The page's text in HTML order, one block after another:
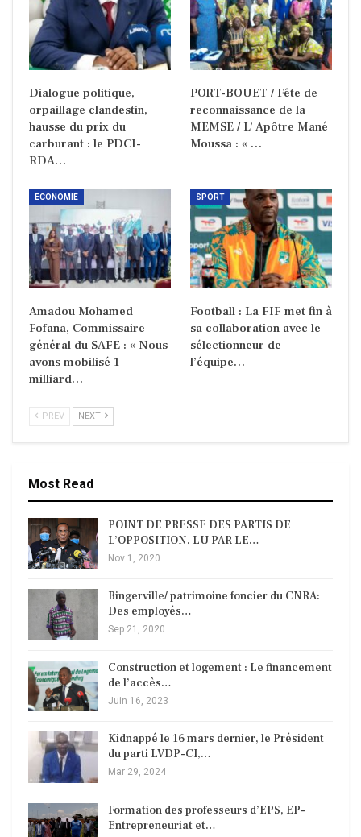
Dialogue politique,
orpaillage clandestin,
hausse du prix du
carburant : le PDCI-
RDA…
PORT-BOUET / Fête de
reconnaissance de la
MEMSE / L’ Apôtre Mané
Moussa : « …
ECONOMIE
Amadou Mohamed
Fofana, Commissaire
général du SAFE : « Nous
avons mobilisé 1
milliard…
SPORT
Football : La FIF met fin à
sa collaboration avec le
sélectionneur de
l’équipe…
PREV NEXT
Most Read
POINT DE PRESSE DES PARTIS DE
L’OPPOSITION, LU PAR LE…
Nov 1, 2020
Bingerville/ patrimoine foncier du CNRA:
Des employés…
Sep 21, 2020
Construction et logement : Le financement
de l’accès…
Juin 16, 2023
Kidnappé le 16 mars dernier, le Président
du parti LVDP-CI,…
Mar 29, 2024
Formation des professeurs d’EPS, EP-
Entrepreneuriat et…